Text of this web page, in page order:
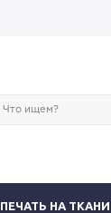
ПЕЧАТЬ НА ТКАНИ